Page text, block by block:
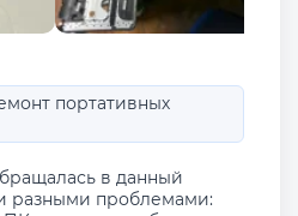
портативных
в данный
разными проблемами: